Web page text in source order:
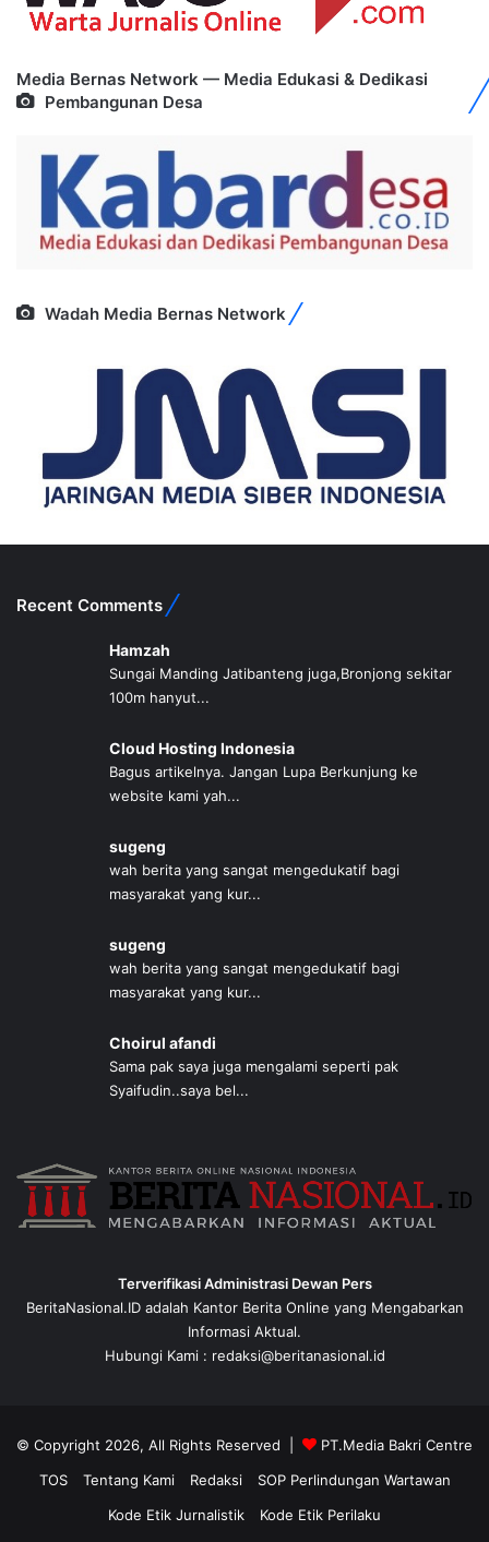
Media Bernas Network — Media Edukasi & Dedikasi
Pembangunan Desa
Wadah Media Bernas Network
Recent Comments
Hamzah
Sungai Manding Jatibanteng juga,Bronjong sekitar
100m hanyut...
Cloud Hosting Indonesia
Bagus artikelnya. Jangan Lupa Berkunjung ke
website kami yah...
sugeng
wah berita yang sangat mengedukatif bagi
masyarakat yang kur...
sugeng
wah berita yang sangat mengedukatif bagi
masyarakat yang kur...
Choirul afandi
Sama pak saya juga mengalami seperti pak
Syaifudin..saya bel...
Terverifikasi Administrasi Dewan Pers
BeritaNasional.ID adalah Kantor Berita Online yang Mengabarkan
Informasi Aktual.
Hubungi Kami : redaksi@beritanasional.id
© Copyright 2026, All Rights Reserved |
PT.Media Bakri Centre
TOS
Tentang Kami Redaksi
SOP Perlindungan Wartawan
Kode Etik Jurnalistik
Kode Etik Perilaku